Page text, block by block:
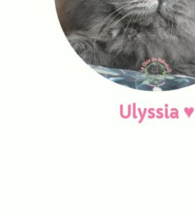
Ulyssia ♥